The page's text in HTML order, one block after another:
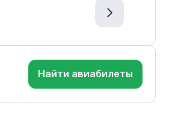
Найти авиабилеты